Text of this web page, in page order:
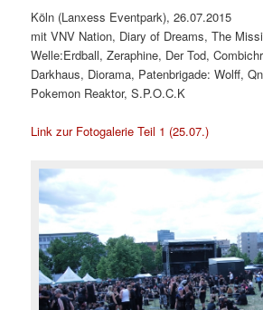
Köln (Lanxess Eventpark), 26.07.2015
mit VNV Nation, Diary of Dreams, The
Welle:Erdball, Zeraphine, Der Tod,
Darkhaus, Diorama, Patenbrigade: Wolff,
Pokemon Reaktor, S.P.O.C.K
Link zur Fotogalerie Teil 1 (25.07.)